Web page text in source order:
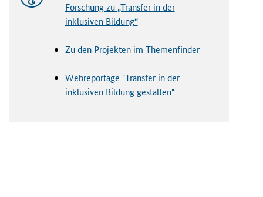
Forschung zu „Transfer in der
inklusiven Bildung“
Zu den Projekten im Themenfinder
Webreportage "Transfer in der
inklusiven Bildung gestalten"